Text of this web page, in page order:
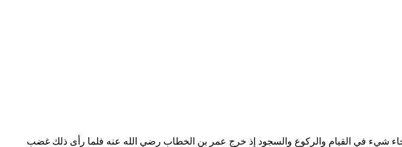
أنحاء شيء في القيام والركوع والسجود إذ خرج عمر بن الخطاب رضي الله عنه فلما رأى ذلك غضب